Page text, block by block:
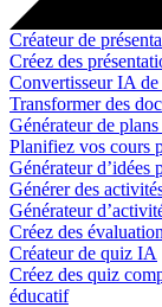
Créateur de
Créez des
Convertisseur IA
Transformer des
Générateur de
Planifiez vos cours
Générateur d’idées
Générer des
Générateur
Créez des
Créateur de quiz IA
Créez des quiz
éducatif